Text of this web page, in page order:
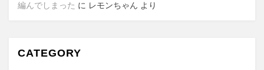
編んでしまった に レモンちゃん より
CATEGORY